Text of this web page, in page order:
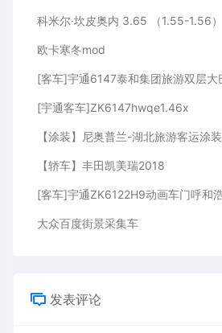
科米尔·坎皮奥内 3.65 （1.55-1.56）
欧卡寒冬mod
[宇通客车]ZK6147hwqe1.46x
【涂装】尼奥普兰-湖北旅游客运涂装
【轿车】丰田凯美瑞2018
大众百度街景采集车
发表评论